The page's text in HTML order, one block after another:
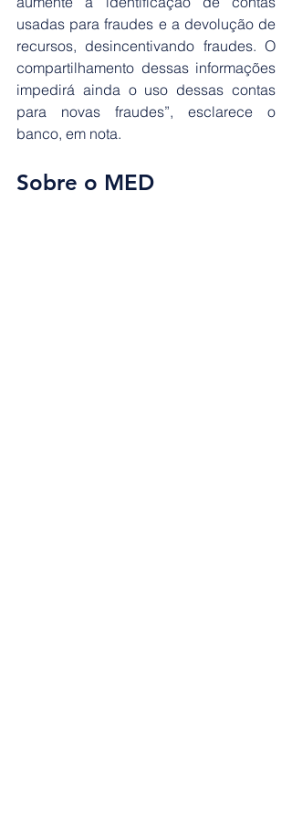
usadas para fraudes e a devolução de
recursos, desincentivando fraudes. O
compartilhamento dessas informações
impedirá ainda o uso dessas contas
para novas fraudes”, esclarece o
banco, em nota.
Sobre o MED